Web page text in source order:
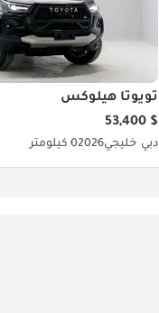
تويوتا هيلوكس
$ 53,400
دبي خليجي20260 كيلومتر